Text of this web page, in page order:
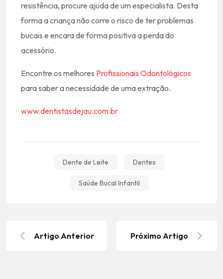
resistência, procure ajuda de um especialista. Desta
forma a criança não corre o risco de ter problemas
bucais e encara de forma positiva a perda do
acessório.
Encontre os melhores Profissionais Odontológicos
para saber a necessidade de uma extração.
www.dentistasdejau.com.br
Dente de Leite Dentes
Saúde Bucal Infantil
Artigo Anterior Próximo Artigo